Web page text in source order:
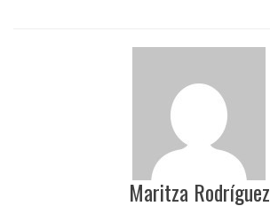
Maritza Rodríguez